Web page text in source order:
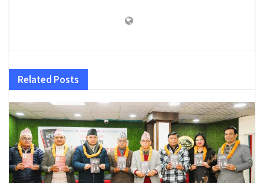
Related Posts